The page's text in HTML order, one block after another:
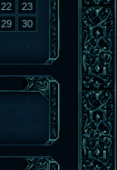
22
23
29
30